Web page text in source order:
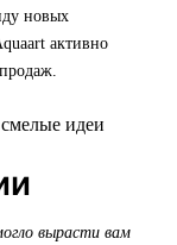
новых
активно
вырасти вам